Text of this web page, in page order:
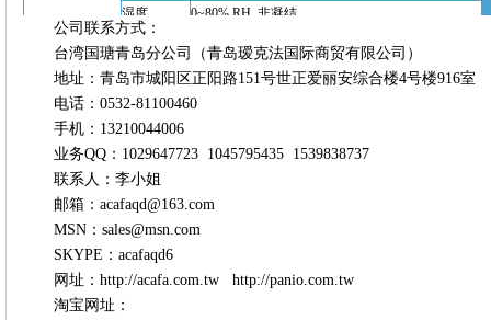
湿度
0~80% RH, 非凝结
公司联系方式：
台湾国瑭青岛分公司（青岛瑷克法国际商贸有限公司）
地址：青岛市城阳区正阳路151号世正爱丽安综合楼4号楼916室
电话：0532-81100460
手机：13210044006
业务QQ：1029647723 1045795435 1539838737
联系人：李小姐
邮箱：acafaqd@163.com
MSN：sales@msn.com
SKYPE：acafaqd6
网址：http://acafa.com.tw http://panio.com.tw
淘宝网址：